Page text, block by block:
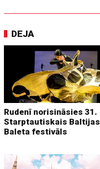
DEJA
Rudenī norisināsies 31.
Starptautiskais Baltijas
Baleta festivāls